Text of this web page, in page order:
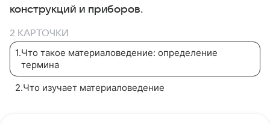
конструкций и приборов.
2 КАРТОЧКИ
1.Что такое материаловедение: определение
термина
2.Что изучает материаловедение